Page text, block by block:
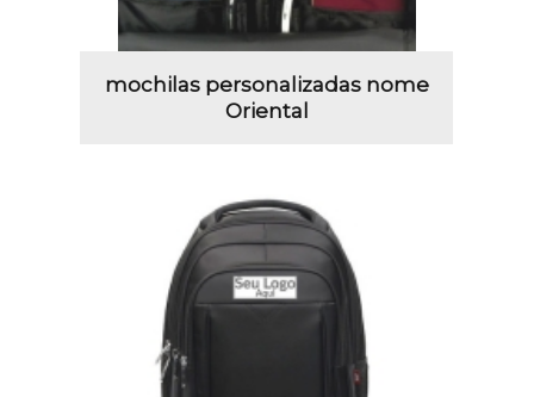
mochilas personalizadas nome
Oriental